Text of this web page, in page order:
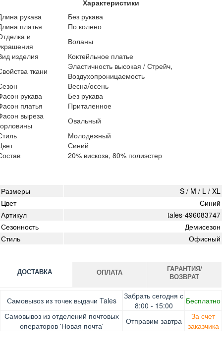
Характеристики
рукава
Без рукава
платья
По колено
и
Воланы
изделия
Коктейльное платье
ткани
Эластичность высокая / Стрейч,
Воздухопроницаемость
Весна/осень
рукава
Без рукава
платья
Приталенное
выреза
Овальный
Молодежный
Синий
20% вискоза, 80% полиэстер
Размеры
S / M / L / XL
Цвет
Синий
Артикул
tales-496083747
Сезонность
Демисезон
Стиль
Офисный
ДОСТАВКА
Самовывоз из точек выдачи Tales
Забрать сегодня с
8:00 - 15:00
Бесплатно
Самовывоз из отделений почтовых
операторов 'Новая почта'
Отправим завтра
За счет
заказчика
ОПЛАТА
Оплата при получении товара, Картой онлайн, Google
Pay, Безналичными для юридических лиц, Безналичными
для физических лиц, Apple Pay, Mastercard, Visa
ГАРАНТИЯ/
ВОЗВРАТ
Гарантия. Обмен/возврат товара в течение 14 дней.
Доставка за счет заказчика